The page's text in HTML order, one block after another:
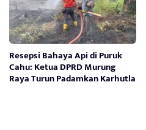
Resepsi Bahaya Api di Puruk
Cahu: Ketua DPRD Murung
Raya Turun Padamkan Karhutla